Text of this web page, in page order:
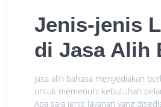
Jenis-jenis
di Jasa Alih
Jasa alih bahasa menyediakan
untuk memenuhi kebutuhan
Apa saja jenis layanan yang